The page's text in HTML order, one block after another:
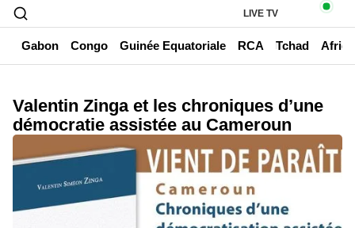
LIVE TV
Gabon Congo Guinée Equatoriale RCA Tchad
Valentin Zinga et les chroniques d’une
démocratie assistée au Cameroun